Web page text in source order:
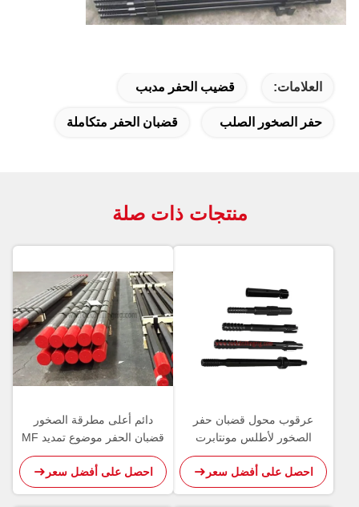
العلامات: قضيب الحفر مدبب
حفر الصخور الصلب قضبان الحفر متكاملة
منتجات ذات صلة
عرقوب محول قضبان حفر
الصخور لأطلس مونتابرت
Sandvik أداة الحفر
احصل على أفضل سعر
دائم أعلى مطرقة الصخور
قضبان الحفر موضوع تمديد MF
رود للتعدين / التفجير
احصل على أفضل سعر